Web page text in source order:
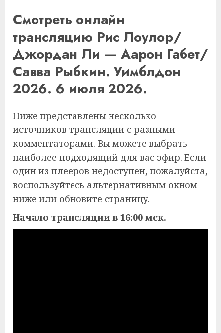
Смотреть онлайн
трансляцию Рис Лоулор/
Джордан Ли — Аарон Габет/
Савва Рыбкин. Уимблдон
2026. 6 июля 2026.
Ниже представлены несколько
источников трансляции с разными
комментаторами. Вы можете выбрать
наиболее подходящий для вас эфир. Если
один из плееров недоступен, пожалуйста,
воспользуйтесь альтернативным окном
ниже или обновите страницу.
Начало трансляции в 16:00 мск.